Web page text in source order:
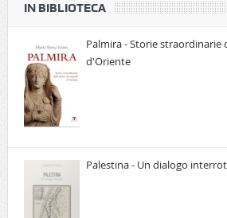
IN BIBLIOTECA
Palmira - Storie
d'Oriente
Palestina - Un dialogo